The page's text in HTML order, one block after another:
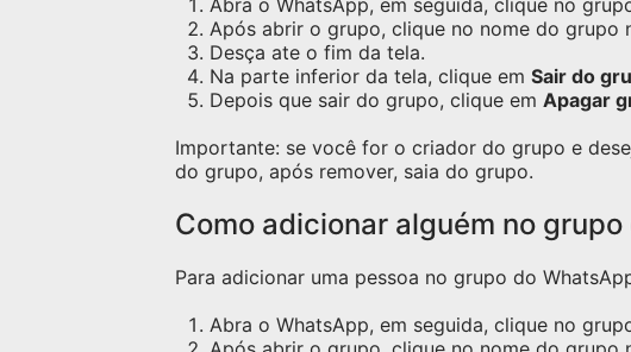
Abra o WhatsApp, em seguida, clique no
Após abrir o grupo, clique no nome do grupo
Desça ate o fim da tela.
Na parte inferior da tela, clique em Sair do
Depois que sair do grupo, clique em Apagar
Importante: se você for o criador do grupo e
do grupo, após remover, saia do grupo.
Como adicionar alguém no
Para adicionar uma pessoa no grupo do
Abra o WhatsApp, em seguida, clique no